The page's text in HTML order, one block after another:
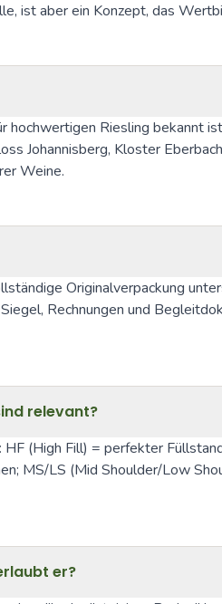
ist aber ein Konzept, das
Riesling bekannt
Johannisberg, Kloster
Weine.
Originalverpackung
Rechnungen und
relevant?
(High Fill) = perfekter
MS/LS (Mid Shoulder/Low
er?